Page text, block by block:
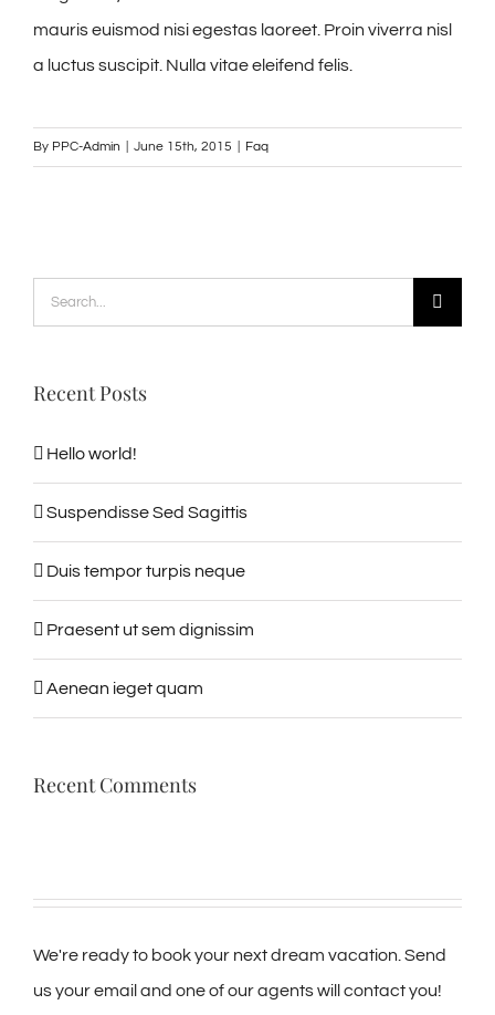
mauris euismod nisi egestas laoreet. Proin viverra nisl
a luctus suscipit. Nulla vitae eleifend felis.
By PPC-Admin June 15th, 2015 Faq
Search
for:
Recent Posts
Hello world!
Suspendisse Sed Sagittis
Duis tempor turpis neque
Praesent ut sem dignissim
Aenean ieget quam
Recent Comments
We're ready to book your next dream vacation. Send
us your email and one of our agents will contact you!